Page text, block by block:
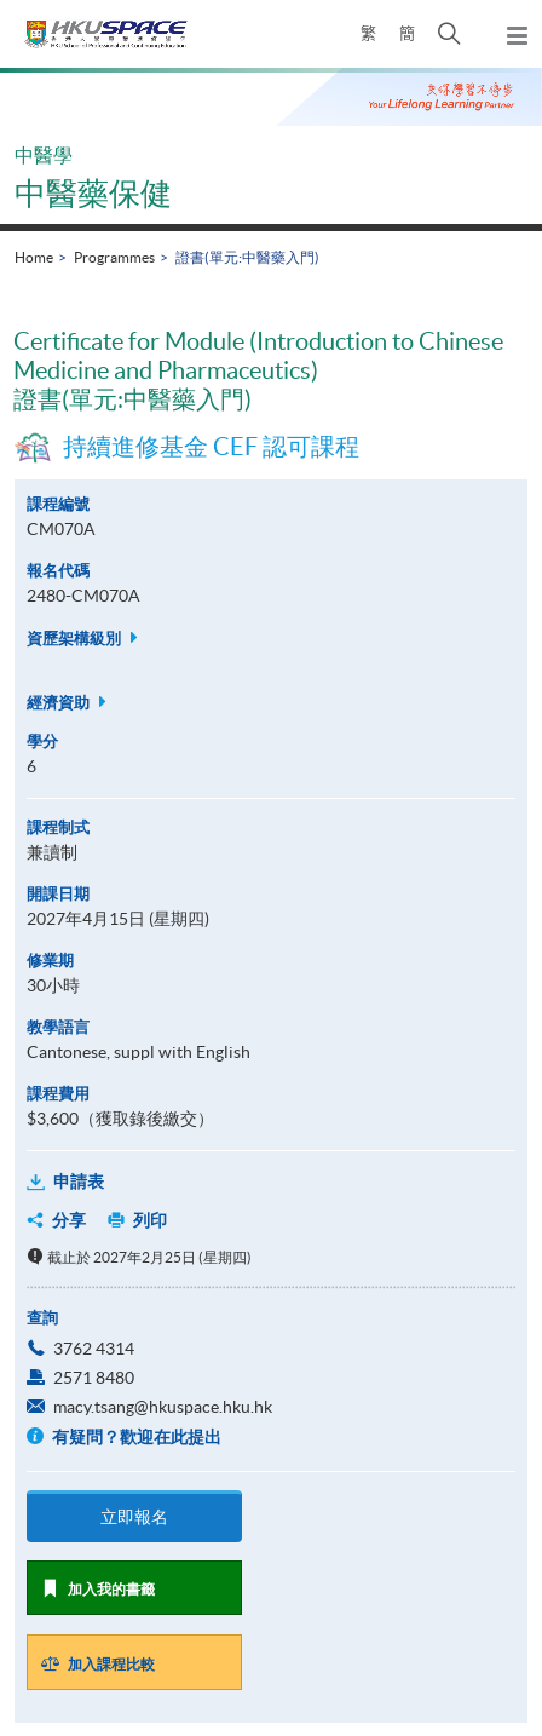
繁 簡
Open
search
panel
Main
中醫學
中醫藥保健
Home Programmes 證書(單元:中醫藥入門)
Certificate for Module (Introduction to Chinese
Medicine and Pharmaceutics)
證書(單元:中醫藥入門)
持續進修基金 CEF 認可課程
課程編號
CM070A
報名代碼
2480-CM070A
資歷架構級別
經濟資助
學分
6
課程制式
兼讀制
開課日期
2027年4月15日 (星期四)
修業期
30小時
教學語言
Cantonese, suppl with English
課程費用
$3,600（獲取錄後繳交）
申請表
分享
列印
截止於 2027年2月25日 (星期四)
查詢
3762 4314
2571 8480
macy.tsang@hkuspace.hku.hk
有疑問？歡迎在此提出
立即報名
加入我的書籤
加入課程比較